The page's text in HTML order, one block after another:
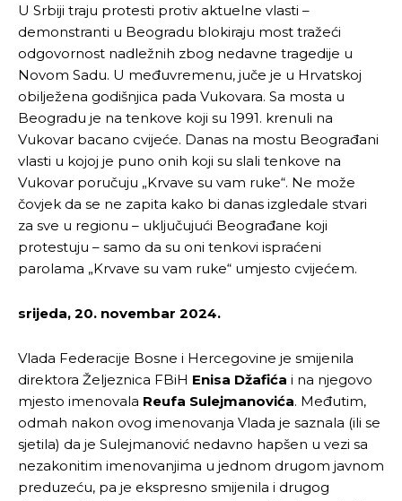
U Srbiji traju protesti protiv aktuelne vlasti –
demonstranti u Beogradu blokiraju most tražeći
odgovornost nadležnih zbog nedavne tragedije u
Novom Sadu. U međuvremenu, juče je u Hrvatskoj
obilježena godišnjica pada Vukovara. Sa mosta u
Beogradu je na tenkove koji su 1991. krenuli na
Vukovar bacano cvijeće. Danas na mostu Beograđani
vlasti u kojoj je puno onih koji su slali tenkove na
Vukovar poručuju „Krvave su vam ruke“. Ne može
čovjek da se ne zapita kako bi danas izgledale stvari
za sve u regionu – uključujući Beograđane koji
protestuju – samo da su oni tenkovi ispraćeni
parolama „Krvave su vam ruke“ umjesto cvijećem.
srijeda, 20. novembar 2024.
Vlada Federacije Bosne i Hercegovine je smijenila
direktora Željeznica FBiH Enisa Džafića i na njegovo
mjesto imenovala Reufa Sulejmanovića. Međutim,
odmah nakon ovog imenovanja Vlada je saznala (ili se
sjetila) da je Sulejmanović nedavno hapšen u vezi sa
nezakonitim imenovanjima u jednom drugom javnom
preduzeću, pa je ekspresno smijenila i drugog